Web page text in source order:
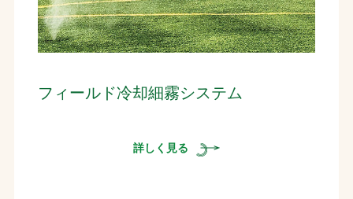
フィールド冷却細霧システム
詳しく見る